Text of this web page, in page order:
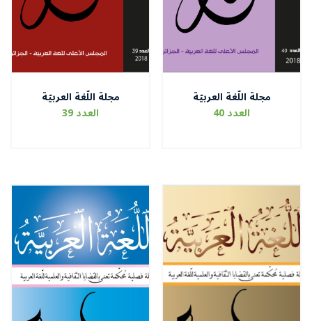
مجلة اللّغة العربيّة
العدد 40
مجلة اللّغة العربيّة
العدد 39